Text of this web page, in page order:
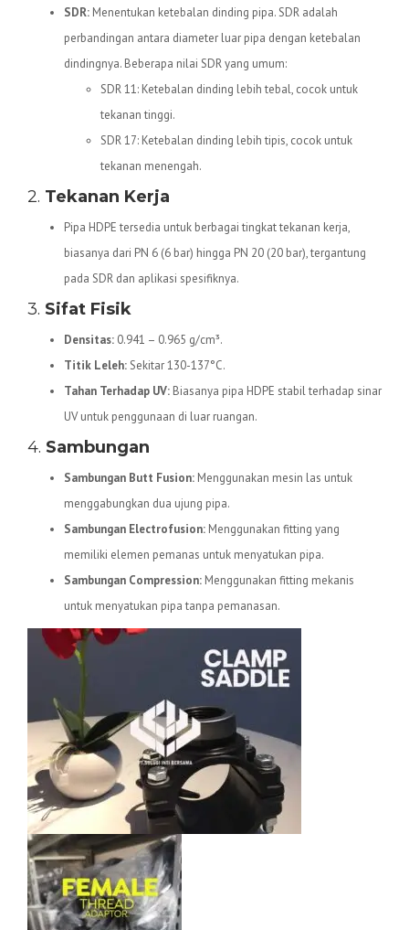
SDR: Menentukan ketebalan dinding pipa. SDR adalah
perbandingan antara diameter luar pipa dengan ketebalan
dindingnya. Beberapa nilai SDR yang umum:
SDR 11: Ketebalan dinding lebih tebal, cocok untuk
tekanan tinggi.
SDR 17: Ketebalan dinding lebih tipis, cocok untuk
tekanan menengah.
2. Tekanan Kerja
Pipa HDPE tersedia untuk berbagai tingkat tekanan kerja,
biasanya dari PN 6 (6 bar) hingga PN 20 (20 bar), tergantung
pada SDR dan aplikasi spesifiknya.
3. Sifat Fisik
Densitas: 0.941 – 0.965 g/cm³.
Titik Leleh:Sekitar 130-137°C.
Tahan Terhadap UV: Biasanya pipa HDPE stabil terhadap sinar
UV untuk penggunaan di luar ruangan.
4. Sambungan
Sambungan Butt Fusion: Menggunakan mesin las untuk
menggabungkan dua ujung pipa.
Sambungan Electrofusion: Menggunakan fitting yang
memiliki elemen pemanas untuk menyatukan pipa.
Sambungan Compression: Menggunakan fitting mekanis
untuk menyatukan pipa tanpa pemanasan.